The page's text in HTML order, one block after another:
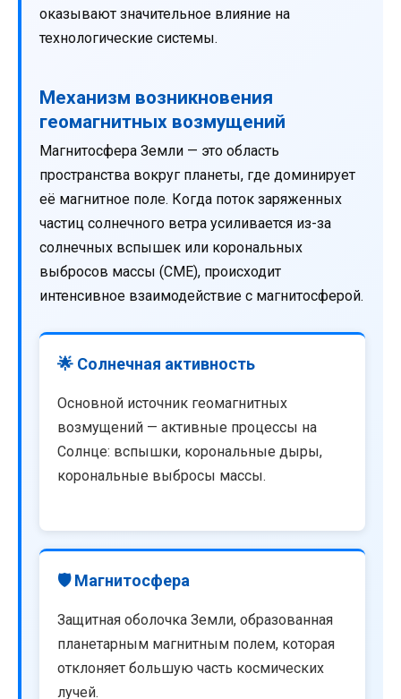
оказывают значительное влияние на
технологические системы.
Механизм возникновения
геомагнитных возмущений
Магнитосфера Земли — это область
пространства вокруг планеты, где доминирует
её магнитное поле. Когда поток заряженных
частиц солнечного ветра усиливается из-за
солнечных вспышек или корональных
выбросов массы (CME), происходит
интенсивное взаимодействие с магнитосферой.
🌟 Солнечная активность
Основной источник геомагнитных
возмущений — активные процессы на
Солнце: вспышки, корональные дыры,
корональные выбросы массы.
🛡️ Магнитосфера
Защитная оболочка Земли, образованная
планетарным магнитным полем, которая
отклоняет большую часть космических
лучей.